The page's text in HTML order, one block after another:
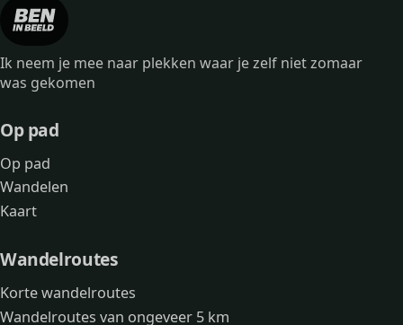
Ik neem je mee naar plekken waar je zelf niet zomaar
was gekomen
Op pad
Op pad
Wandelen
Kaart
Wandelroutes
Korte wandelroutes
Wandelroutes van ongeveer 5 km